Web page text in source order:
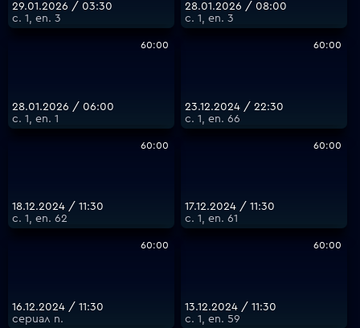
29.01.2026 / 03:30
с. 1, еп. 3
28.01.2026 / 08:00
с. 1, еп. 3
60:00
28.01.2026 / 06:00
с. 1, еп. 1
60:00
23.12.2024 / 22:30
с. 1, еп. 66
60:00
18.12.2024 / 11:30
с. 1, еп. 62
60:00
17.12.2024 / 11:30
с. 1, еп. 61
60:00
16.12.2024 / 11:30
сериал п.
60:00
13.12.2024 / 11:30
с. 1, еп. 59